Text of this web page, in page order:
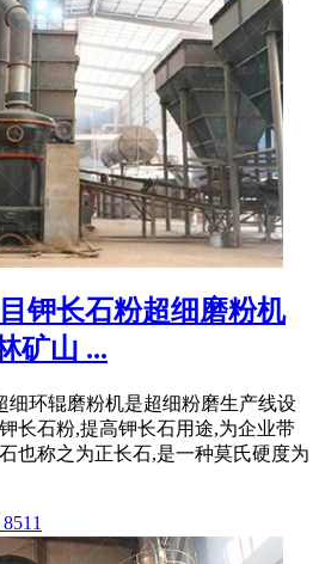
钾长石粉超细磨粉机
矿山 ...
细环辊磨粉机是超细粉磨生产线设
长石粉,提高钾长石用途,为企业带
也称之为正长石,是一种莫氏硬度为